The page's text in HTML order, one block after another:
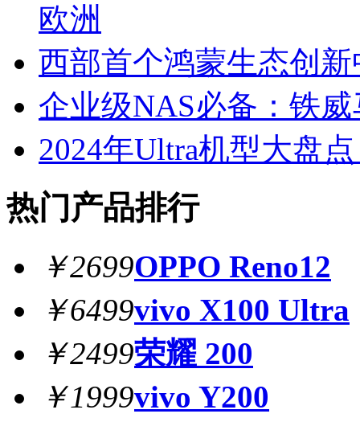
欧洲
西部首个鸿蒙生态创
企业级NAS必备：铁
2024年Ultra机型大盘
热门产品排行
￥2699OPPO Reno12
￥6499vivo X100 Ultra
￥2499荣耀 200
￥1999vivo Y200